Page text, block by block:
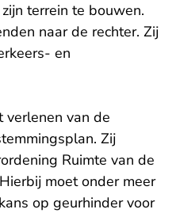
terrein te bouwen.
naar de rechter. Zij
en
verlenen van de
Zij
Ruimte van de
moet onder meer
op geurhinder voor